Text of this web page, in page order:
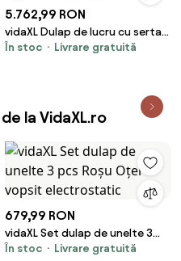
5.762,99 RON
vidaXL Dulap de lucru cu sertar
10 pcs Negru Lemn ingineresc și
În stoc Livrare gratuită
la VidaXL.ro
679,99 RON
vidaXL Set dulap de unelte 3
pcs Roșu Oțel vopsit
În stoc Livrare gratuită